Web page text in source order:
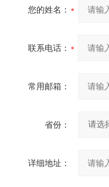
您的姓名：
联系电话：
常用邮箱：
省份：
详细地址：